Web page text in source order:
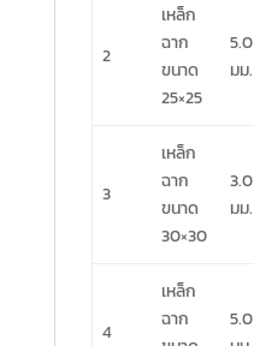
2
เหล็ก
ฉาก
ขนาด
25×25
5.0
มม.
3
เหล็ก
ฉาก
ขนาด
30×30
3.0
มม.
4
เหล็ก
ฉาก
5.0